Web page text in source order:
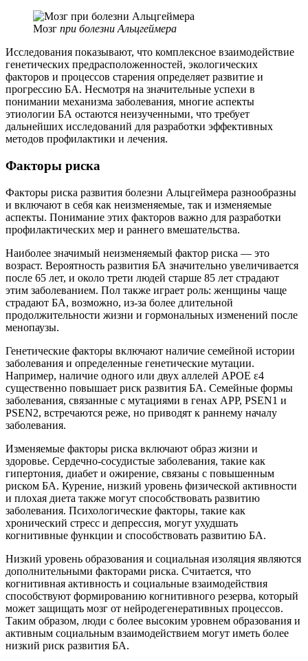
Мозг при болезни Альцгеймера
Исследования показывают, что комплексное взаимодействие
генетических предрасположенностей, экологических
факторов и процессов старения определяет развитие и
прогрессию БА. Несмотря на значительные успехи в
понимании механизма заболевания, многие аспекты
этиологии БА остаются неизученными, что требует
дальнейших исследований для разработки эффективных
методов профилактики и лечения.
Факторы риска
Факторы риска развития болезни Альцгеймера разнообразны
и включают в себя как неизменяемые, так и изменяемые
аспекты. Понимание этих факторов важно для разработки
профилактических мер и раннего вмешательства.
Наиболее значимый неизменяемый фактор риска — это
возраст. Вероятность развития БА значительно увеличивается
после 65 лет, и около трети людей старше 85 лет страдают
этим заболеванием. Пол также играет роль: женщины чаще
страдают БА, возможно, из-за более длительной
продолжительности жизни и гормональных изменений после
менопаузы.
Генетические факторы включают наличие семейной истории
заболевания и определенные генетические мутации.
Например, наличие одного или двух аллелей APOE ε4
существенно повышает риск развития БА. Семейные формы
заболевания, связанные с мутациями в генах APP, PSEN1 и
PSEN2, встречаются реже, но приводят к раннему началу
заболевания.
Изменяемые факторы риска включают образ жизни и
здоровье. Сердечно-сосудистые заболевания, такие как
гипертония, диабет и ожирение, связаны с повышенным
риском БА. Курение, низкий уровень физической активности
и плохая диета также могут способствовать развитию
заболевания. Психологические факторы, такие как
хронический стресс и депрессия, могут ухудшать
когнитивные функции и способствовать развитию БА.
Низкий уровень образования и социальная изоляция являются
дополнительными факторами риска. Считается, что
когнитивная активность и социальные взаимодействия
способствуют формированию когнитивного резерва, который
может защищать мозг от нейродегенеративных процессов.
Таким образом, люди с более высоким уровнем образования и
активным социальным взаимодействием могут иметь более
низкий риск развития БА.